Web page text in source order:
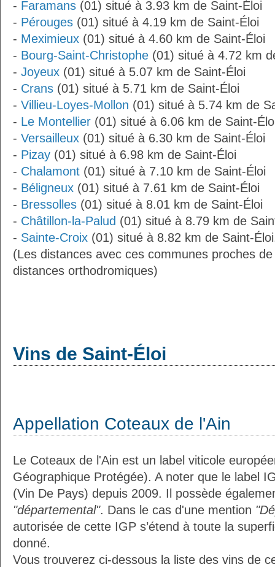
- Faramans (01) situé à 3.93 km de Saint-Éloi
- Pérouges (01) situé à 4.19 km de Saint-Éloi
- Meximieux (01) situé à 4.60 km de Saint-Éloi
- Bourg-Saint-Christophe (01) situé à 4.72 km
- Joyeux (01) situé à 5.07 km de Saint-Éloi
- Crans (01) situé à 5.71 km de Saint-Éloi
- Villieu-Loyes-Mollon (01) situé à 5.74 km de
- Le Montellier (01) situé à 6.06 km de Saint-
- Versailleux (01) situé à 6.30 km de Saint-Éloi
- Pizay (01) situé à 6.98 km de Saint-Éloi
- Chalamont (01) situé à 7.10 km de Saint-Éloi
- Béligneux (01) situé à 7.61 km de Saint-Éloi
- Bressolles (01) situé à 8.01 km de Saint-Éloi
- Châtillon-la-Palud (01) situé à 8.79 km de
- Sainte-Croix (01) situé à 8.82 km de Saint-
(Les distances avec ces communes proches
distances orthodromiques)
Vins de Saint-Éloi
Appellation Coteaux de l'Ain
Le Coteaux de l'Ain est un label viticole
Géographique Protégée). A noter que le label
(Vin De Pays) depuis 2009. Il possède
"départemental". Dans le cas d'une mention
autorisée de cette IGP s’étend à toute la
donné.
Vous trouverez ci-dessous la liste des vins de